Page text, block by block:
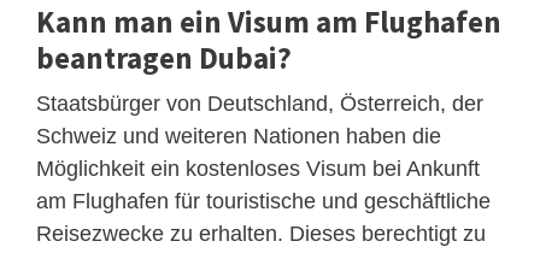
Kann man ein Visum am Flughafen
beantragen Dubai?
Staatsbürger von Deutschland, Österreich, der
Schweiz und weiteren Nationen haben die
Möglichkeit ein kostenloses Visum bei Ankunft
am Flughafen für touristische und geschäftliche
Reisezwecke zu erhalten. Dieses berechtigt zu